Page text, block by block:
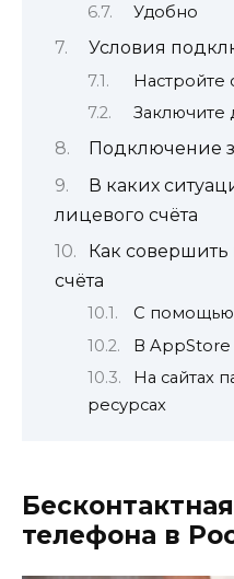
Удобно
Условия
Настройте
Заключите
Подключение
В каких
лицевого счёта
Как совершить
счёта
С помощью
В AppStore
На сайтах
ресурсах
телефона в